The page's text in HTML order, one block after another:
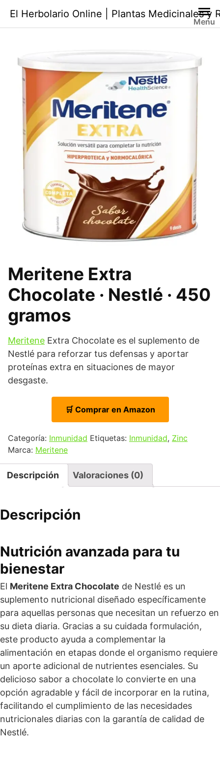
contenido
El Herbolario Online | Plantas Medicinales y
Menu
Meritene Extra
Chocolate · Nestlé · 450
gramos
Meritene Extra Chocolate es el suplemento de
Nestlé para reforzar tus defensas y aportar
proteínas extra en situaciones de mayor
desgaste.
🛒 Comprar en Amazon
Categoría: Inmunidad Etiquetas: Inmunidad, Zinc
Marca: Meritene
Descripción Valoraciones (0)
Descripción
Nutrición avanzada para tu
bienestar
El Meritene Extra Chocolate de Nestlé es un
suplemento nutricional diseñado específicamente
para aquellas personas que necesitan un refuerzo en
su dieta diaria. Gracias a su cuidada formulación,
este producto ayuda a complementar la
alimentación en etapas donde el organismo requiere
un aporte adicional de nutrientes esenciales. Su
delicioso sabor a chocolate lo convierte en una
opción agradable y fácil de incorporar en la rutina,
facilitando el cumplimiento de las necesidades
nutricionales diarias con la garantía de calidad de
Nestlé.